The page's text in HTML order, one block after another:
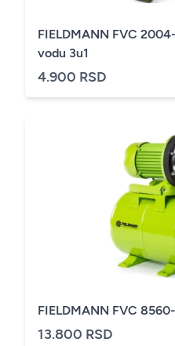
FIELDMANN FVC
vodu 3u1
4.900 RSD
FIELDMANN FVC
13.800 RSD